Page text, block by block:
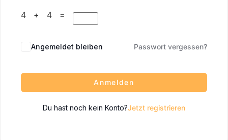
4 + 4 =
Angemeldet bleiben Passwort vergessen?
Anmelden
Du hast noch kein Konto?Jetzt registrieren